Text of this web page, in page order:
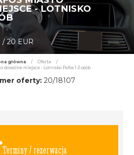
- LOTNISKO
/ 20 EUR
główna / Oferta
/
dowolne miejsce - Lotnisko Pafos 1-3 osób
oferty:20/18107
Terminy / rezerwacja